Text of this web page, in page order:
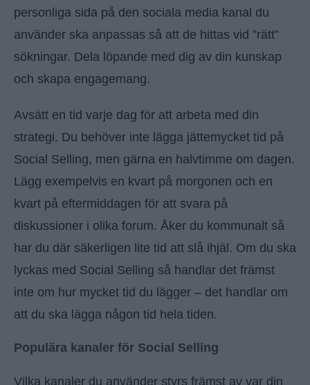
personliga sida på den sociala media kanal du
använder ska anpassas så att de hittas vid ”rätt”
sökningar. Dela löpande med dig av din kunskap
och skapa engagemang.
Avsätt en tid varje dag för att arbeta med din
strategi. Du behöver inte lägga jättemycket tid på
Social Selling, men gärna en halvtimme om dagen.
Lägg exempelvis en kvart på morgonen och en
kvart på eftermiddagen för att svara på
diskussioner i olika forum. Åker du kommunalt så
har du där säkerligen lite tid att slå ihjäl. Om du ska
lyckas med Social Selling så handlar det främst
inte om hur mycket tid du lägger – det handlar om
att du ska lägga någon tid hela tiden.
Populära kanaler för Social Selling
Vilka kanaler du använder styrs främst av var din